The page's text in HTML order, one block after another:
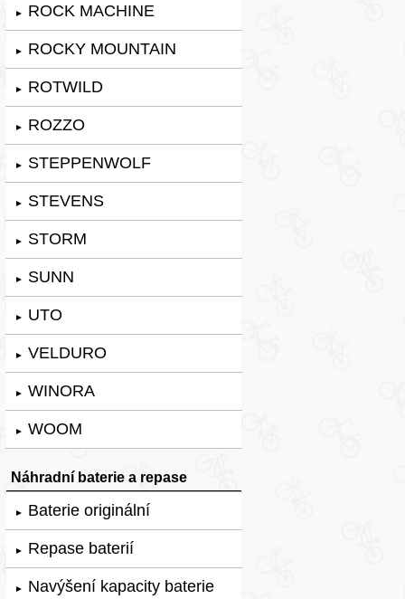
► ROCK MACHINE
► ROCKY MOUNTAIN
► ROTWILD
► ROZZO
► STEPPENWOLF
► STEVENS
► STORM
► SUNN
► UTO
► VELDURO
► WINORA
► WOOM
Náhradní baterie a repase
► Baterie originální
► Repase baterií
► Navýšení kapacity baterie